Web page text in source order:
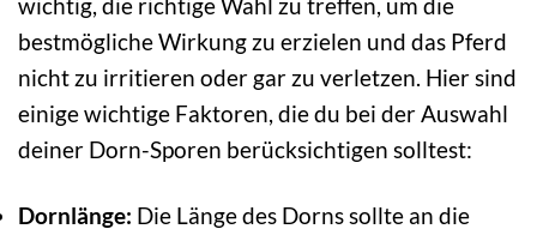
bestmögliche Wirkung zu erzielen und das Pferd
nicht zu irritieren oder gar zu verletzen. Hier sind
einige wichtige Faktoren, die du bei der Auswahl
deiner Dorn-Sporen berücksichtigen solltest:
Dornlänge: Die Länge des Dorns sollte an die